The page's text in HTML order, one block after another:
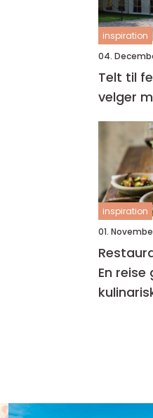
inspiration
04.
Telt til
velger
inspiration
01.
En reise